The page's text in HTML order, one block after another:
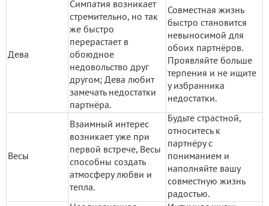
Дева
Симпатия возникает
стремительно, но так
же быстро
перерастает в
обоюдное
недовольство друг
другом; Дева любит
замечать недостатки
партнёра.
Совместная жизнь
быстро становится
невыносимой для
обоих партнёров.
Проявляйте больше
терпения и не ищите
у избранника
недостатки.
Весы
Взаимный интерес
возникает уже при
первой встрече, Весы
способны создать
атмосферу любви и
тепла.
Будьте страстной,
относитесь к
партнёру с
пониманием и
наполняйте вашу
совместную жизнь
радостью.